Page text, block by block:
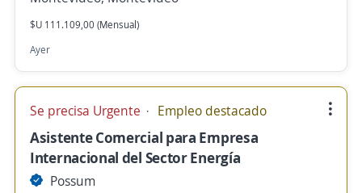
$U 111.109,00 (Mensual)
Ayer
Se precisa Urgente Empleo destacado
Asistente Comercial para Empresa
Internacional del Sector Energía
Possum